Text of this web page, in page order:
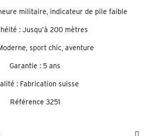
militaire, indicateur de pile faible
: Jusqu’à 200 mètres
sport chic, aventure
Garantie : 5 ans
: Fabrication suisse
Référence 3251